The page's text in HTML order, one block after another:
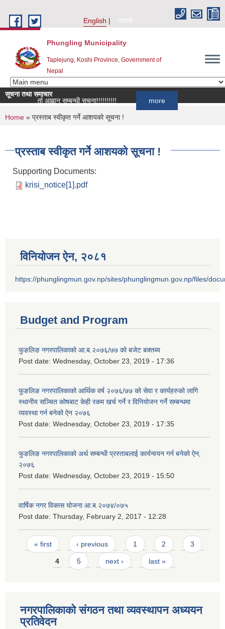
English
नेपाली
Phungling Municipality
Taplejung, Koshi Province, Government of
Nepal
सूचना तथा समाचार
सूची दर्ता आह्वान सम्बन्धी सूचना!!!!!!!!!!
more
You are here
Home » प्रस्ताब स्वीकृत गर्ने आशयको सूचना !
प्रस्ताब स्वीकृत गर्ने आशयको सूचना !
Supporting Documents:
krisi_notice[1].pdf
विनियोजन ऐन‚ २०८१
https://phunglingmun.gov.np/sites/phunglingmun.gov.np/files/
Budget and Program
फुङलिङ नगरपालिकाको आ.ब.२०७६/७७ को बजेट बक्तब्य
Post date: Wednesday, October 23, 2019 - 17:36
फूङलिङ नगरपालिकाको आर्थिक वर्ष २०७६/७७ को सेवा र कार्यहरुको लागि
स्थानीय सञ्चित कोषबाट केही रकम खर्च गर्ने र विनियोजन गर्ने सम्बन्धमा
व्यवस्था गर्न बनेको ऐन २०७६
Post date: Wednesday, October 23, 2019 - 17:35
फुङलिङ नगरपालिकाको अर्थ सम्बन्धी प्रस्ताबलाई कार्यन्वयन गर्न बनेको ऐन‚
२०७६
Post date: Wednesday, October 23, 2019 - 15:50
वार्षिक नगर विकास योजना आ.ब.२०७४/०७५
Post date: Thursday, February 2, 2017 - 12:28
Pages
« first ‹ previous 1 2 3
4 5 next › last »
नगरपालिकाको संगठन तथा व्यवस्थापन अध्ययन
प्रतिवेदन